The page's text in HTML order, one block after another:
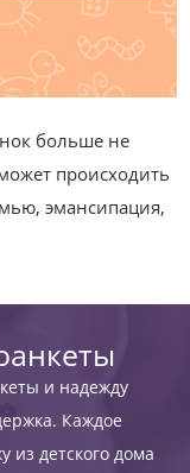
больше не
происходить
эмансипация,
и надежду
Каждое
из детского дома